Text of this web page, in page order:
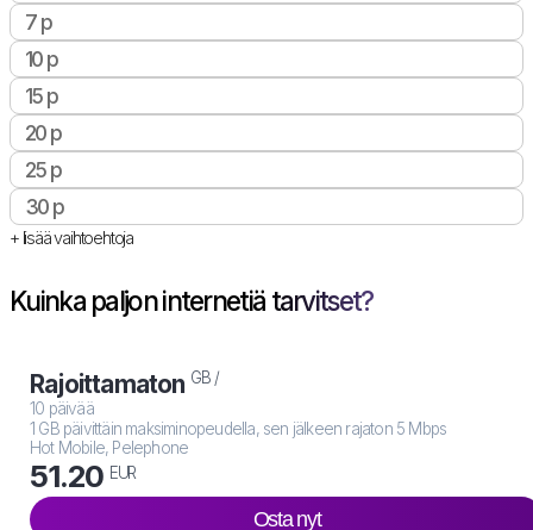
7 p
10 p
15 p
20 p
25 p
30 p
+ lisää vaihtoehtoja
Kuinka paljon internetiä tarvitset?
Rajoittamaton GB /
10 päivää
1 GB päivittäin maksiminopeudella, sen jälkeen rajaton 5 Mbps
Hot Mobile, Pelephone
51.20 EUR
Osta nyt